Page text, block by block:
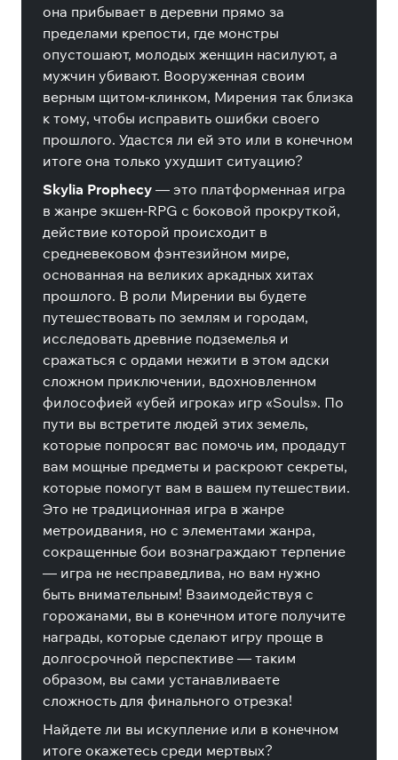
она прибывает в деревни прямо за
пределами крепости, где монстры
опустошают, молодых женщин насилуют, а
мужчин убивают. Вооруженная своим
верным щитом-клинком, Мирения так близка
к тому, чтобы исправить ошибки своего
прошлого. Удастся ли ей это или в конечном
итоге она только ухудшит ситуацию?
Skylia Prophecy — это платформенная игра
в жанре экшен-RPG с боковой прокруткой,
действие которой происходит в
средневековом фэнтезийном мире,
основанная на великих аркадных хитах
прошлого. В роли Мирении вы будете
путешествовать по землям и городам,
исследовать древние подземелья и
сражаться с ордами нежити в этом адски
сложном приключении, вдохновленном
философией «убей игрока» игр «Souls». По
пути вы встретите людей этих земель,
которые попросят вас помочь им, продадут
вам мощные предметы и раскроют секреты,
которые помогут вам в вашем путешествии.
Это не традиционная игра в жанре
метроидвания, но с элементами жанра,
сокращенные бои вознаграждают терпение
— игра не несправедлива, но вам нужно
быть внимательным! Взаимодействуя с
горожанами, вы в конечном итоге получите
награды, которые сделают игру проще в
долгосрочной перспективе — таким
образом, вы сами устанавливаете
сложность для финального отрезка!
Найдете ли вы искупление или в конечном
итоге окажетесь среди мертвых?